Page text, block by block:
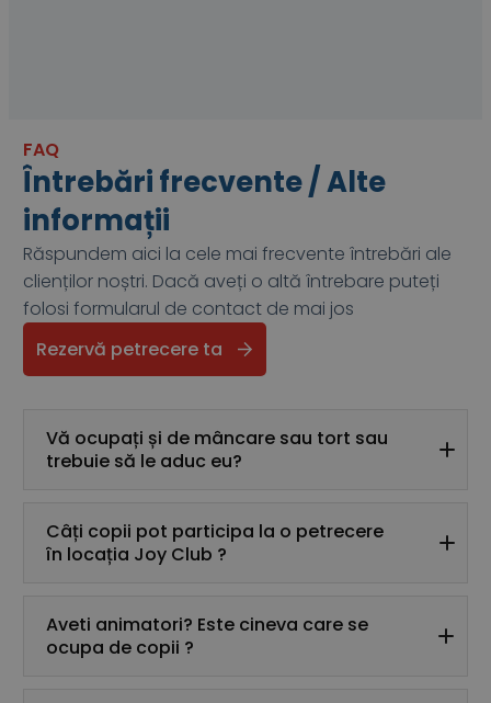
FAQ
Întrebări frecvente / Alte
informații
Răspundem aici la cele mai frecvente întrebări ale
clienților noștri. Dacă aveți o altă întrebare puteți
folosi formularul de contact de mai jos
Rezervă petrecere ta
Vă ocupați și de mâncare sau tort sau
trebuie să le aduc eu?
Câți copii pot participa la o petrecere
în locația Joy Club ?
Aveti animatori? Este cineva care se
ocupa de copii ?